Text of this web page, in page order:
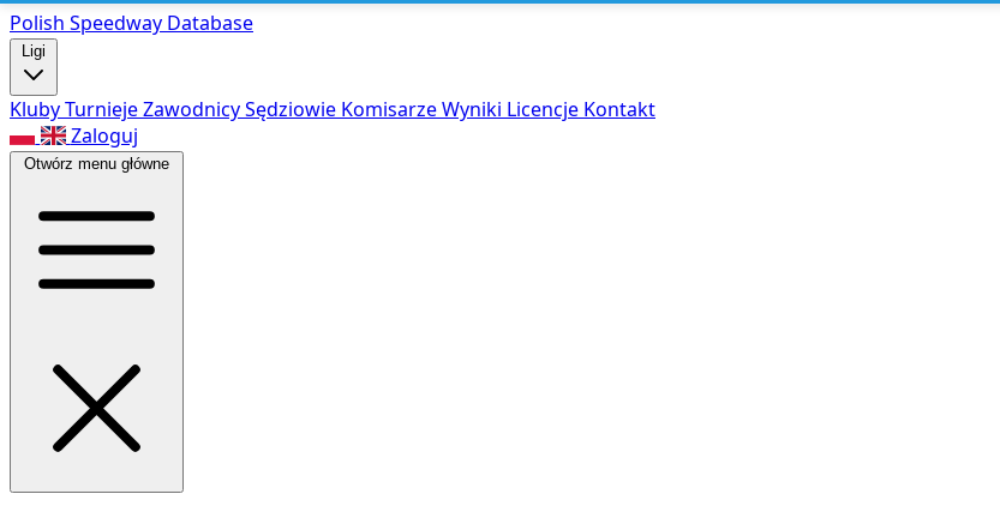
Polish Speedway Database
Ligi
KlubyTurniejeZawodnicySędziowie KomisarzeWyniki Licencje Kontakt
Zaloguj
Otwórz menu główne